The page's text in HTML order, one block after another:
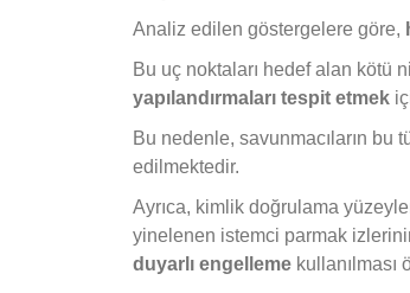
Analiz edilen göstergelere göre,
Bu uç noktaları hedef alan kötü
yapılandırmaları tespit etmek
Bu nedenle, savunmacıların bu
edilmektedir.
Ayrıca, kimlik doğrulama
yinelenen istemci parmak
duyarlı engelleme kullanılması